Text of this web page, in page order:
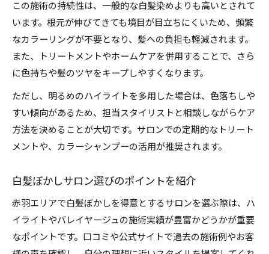
この施術の持続性は、一般的な白髪染めよりも高いとされて
います。根元が伸びてきても境目が目立ちにくいため、頻繁
なカラーリングが不要となり、髪への負担も軽減されます。
また、トリートメントやホームケアを併用することで、さら
に色持ちや髪のツヤをキープしやすくなります。
ただし、明るめのハイライトを多用した場合は、色落ちしや
すい傾向があるため、担当スタイリストと相談しながらケア
方法を決めることが大切です。サロンでの定期的なトリート
メントや、カラーシャンプーの活用が推奨されます。
白髪ぼかしサロン選びのポイントを紹介
赤羽エリアで白髪ぼかしを得意とするサロンを選ぶ際は、ハ
イライトやバレイヤージュの施術実績が豊富かどうかが重要
なポイントです。口コミや公式サイトで過去の施術例やお客